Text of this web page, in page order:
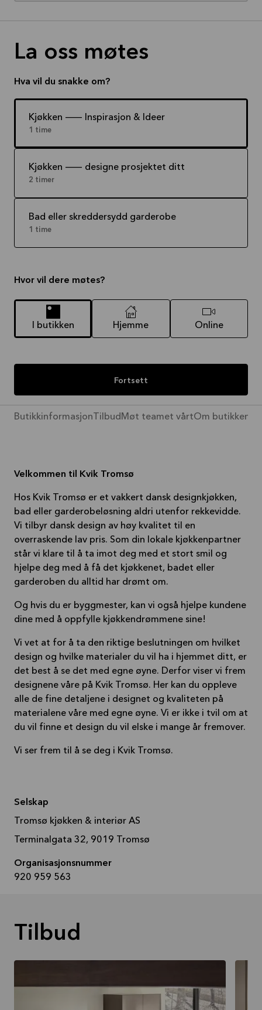
La oss møtes
Hva vil du snakke om?
Kjøkken -- Inspirasjon & Ideer
1 time
Kjøkken -- designe prosjektet ditt
2 timer
Bad eller skreddersydd garderobe
1 time
Hvor vil dere møtes?
I butikken Hjemme Online
Fortsett
Butikkinformasjon Tilbud Møt teamet vårtOm butikken
Velkommen til Kvik Tromsø
Hos Kvik Tromsø er et vakkert dansk designkjøkken,
bad eller garderobeløsning aldri utenfor rekkevidde.
Vi tilbyr dansk design av høy kvalitet til en
overraskende lav pris. Som din lokale kjøkkenpartner
står vi klare til å ta imot deg med et stort smil og
hjelpe deg med å få det kjøkkenet, badet eller
garderoben du alltid har drømt om.
Og hvis du er byggmester, kan vi også hjelpe kundene
dine med å oppfylle kjøkkendrømmene sine!
Vi vet at for å ta den riktige beslutningen om hvilket
design og hvilke materialer du vil ha i hjemmet ditt, er
det best å se det med egne øyne. Derfor viser vi frem
designene våre på Kvik Tromsø. Her kan du oppleve
alle de fine detaljene i designet og kvaliteten på
materialene våre med egne øyne. Vi er ikke i tvil om at
du vil finne et design du vil elske i mange år fremover.
Vi ser frem til å se deg i Kvik Tromsø.
Selskap
Tromsø kjøkken & interiør AS
Terminalgata 32, 9019 Tromsø
Organisasjonsnummer
920 959 563
Tilbud